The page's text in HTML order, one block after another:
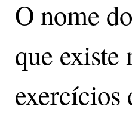
O nome
que existe
exercícios